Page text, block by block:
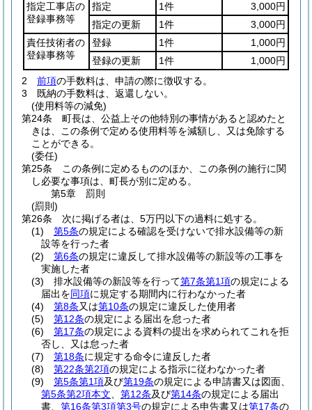
指定工事店の
登録事務等
指定 1件
3,000円
指定の更新
1件
3,000円
責任技術者の
登録事務等
登録 1件
1,000円
登録の更新
1件
1,000円
2
前項の手数料は、申請の際に徴収する。
3
既納の手数料は、返還しない。
(使用料等の減免)
第24条
町長は、公益上その他特別の事情があると認めたと
きは、この条例で定める使用料等を減額し、又は免除する
ことができる。
(委任)
第25条
この条例に定めるもののほか、この条例の施行に関
し必要な事項は、町長が別に定める。
第5章
罰則
(罰則)
第26条
次に掲げる者は、5万円以下の過料に処する。
(1)
第5条の規定による確認を受けないで排水設備等の新
設等を行った者
(2)
第6条の規定に違反して排水設備等の新設等の工事を
実施した者
(3)
排水設備等の新設等を行って第7条第1項の規定による
届出を同項に規定する期間内に行わなかった者
(4)
第8条又は第10条の規定に違反した使用者
(5)
第12条の規定による届出を怠った者
(6)
第17条の規定による資料の提出を求められてこれを拒
否し、又は怠った者
(7)
第18条に規定する命令に違反した者
(8)
第22条第2項の規定による指示に従わなかった者
(9)
第5条第1項及び第19条の規定による申請書又は図面、
第5条第2項本文
第12条及び第14条の規定による届出
書、 第16条第3項第3号の規定による申告書又は第17条の